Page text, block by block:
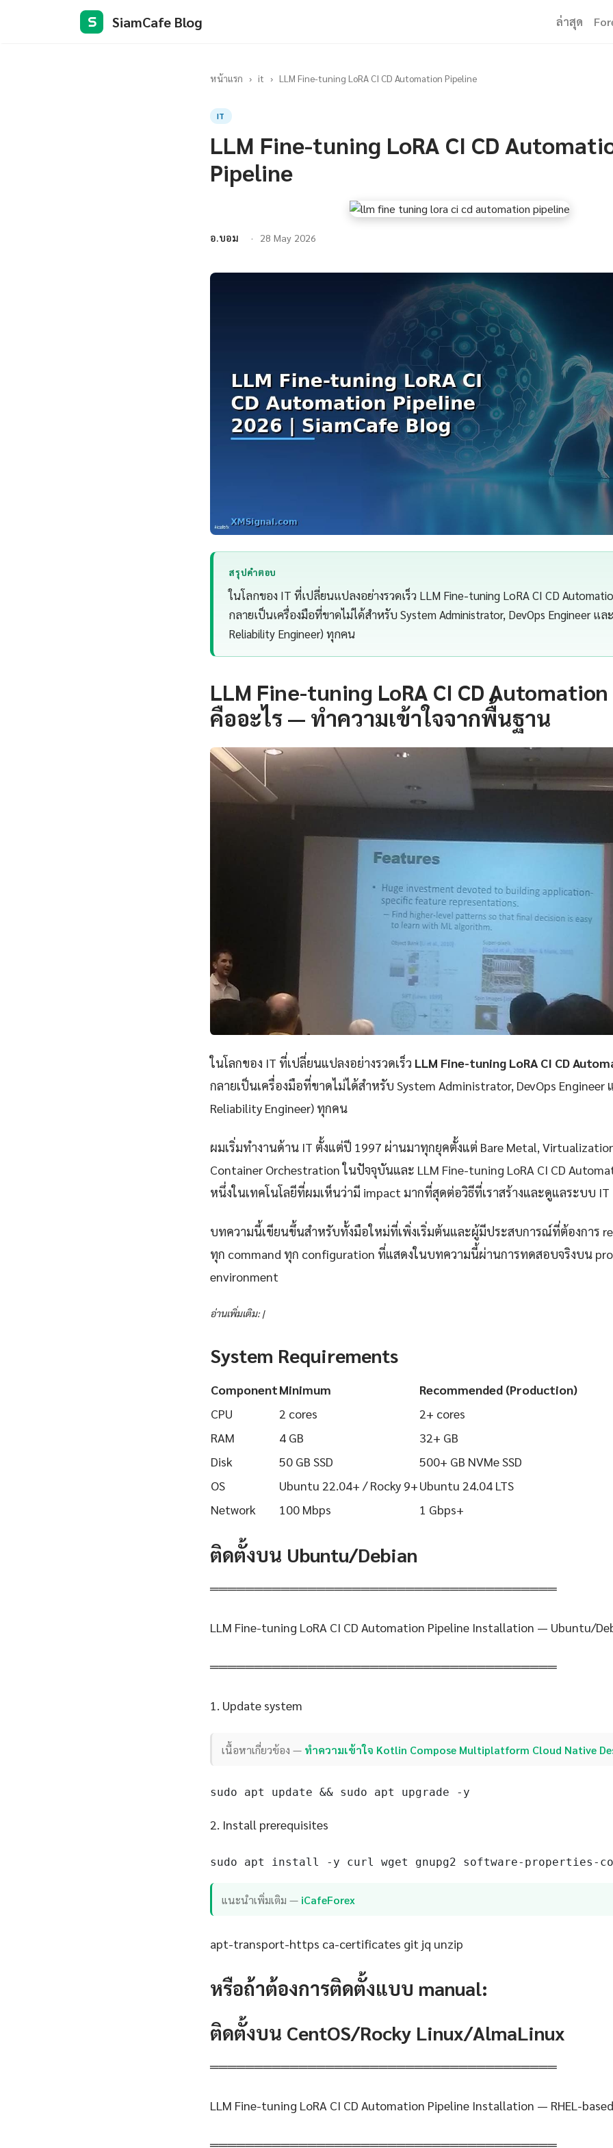
S SiamCafe Blog ล่าสุด
หน้าแรก › it › LLM Fine-tuning LoRA CI CD Automation Pipeline
IT
LLM Fine-tuning LoRA CI CD
Pipeline
อ.บอม 28 May 2026
สรุปคำตอบ
ในโลกของ IT ที่เปลี่ยนแปลงอย่างรวดเร็ว LLM Fine-tuning LoRA CI CD
กลายเป็นเครื่องมือที่ขาดไม่ได้สำหรับ System Administrator, DevOps Engineer แล
Reliability Engineer) ทุกคน
LLM Fine-tuning LoRA CI CD
คืออะไร — ทำความเข้าใจจากพื้นฐาน
ในโลกของ IT ที่เปลี่ยนแปลงอย่างรวดเร็ว LLM Fine-tuning LoRA CI CD
กลายเป็นเครื่องมือที่ขาดไม่ได้สำหรับ System Administrator, DevOps Engineer
Reliability Engineer) ทุกคน
ผมเริ่มทำงานด้าน IT ตั้งแต่ปี 1997 ผ่านมาทุกยุคตั้งแต่ Bare Metal,
Container Orchestration ในปัจจุบันและ LLM Fine-tuning LoRA CI CD
หนึ่งในเทคโนโลยีที่ผมเห็นว่ามี impact มากที่สุดต่อวิธีที่เราสร้างและดูแลระบบ IT
บทความนี้เขียนขึ้นสำหรับทั้งมือใหม่ที่เพิ่งเริ่มต้นและผู้มีประสบการณ์ที่ต้องการ
ทุก command ทุก configuration ที่แสดงในบทความนี้ผ่านการทดสอบจริงบน
environment
อ่านเพิ่มเติม: |
System Requirements
ComponentMinimum
Recommended (Production)
CPU
2 cores
2+ cores
RAM
4 GB
32+ GB
Disk
50 GB SSD
500+ GB NVMe SSD
OS
Ubuntu 22.04+ / Rocky 9+Ubuntu 24.04 LTS
Network
100 Mbps 1 Gbps+
ติดตั้งบน Ubuntu/Debian
═══════════════════════════════════════
LLM Fine-tuning LoRA CI CD Automation Pipeline Installation — Ubuntu/
═══════════════════════════════════════
1. Update system
เนื้อหาเกี่ยวข้อง — ทำความเข้าใจ Kotlin Compose Multiplatform Cloud Native
sudo apt update && sudo apt upgrade -y
2. Install prerequisites
sudo apt install -y curl wget gnupg2 software-properties-
แนะนำเพิ่มเติม — iCafeForex
apt-transport-https ca-certificates git jq unzip
หรือถ้าต้องการติดตั้งแบบ manual:
ติดตั้งบน CentOS/Rocky Linux/AlmaLinux
═══════════════════════════════════════
LLM Fine-tuning LoRA CI CD Automation Pipeline Installation — RHEL-based
═══════════════════════════════════════